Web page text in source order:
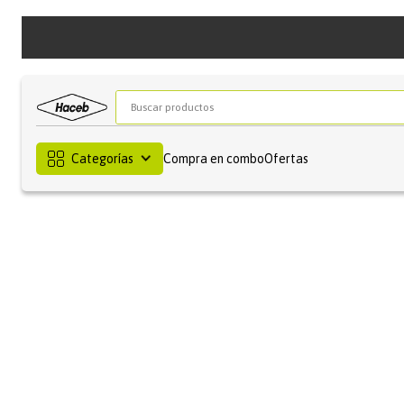
Buscar productos
Categorías Compra en comboOfertas